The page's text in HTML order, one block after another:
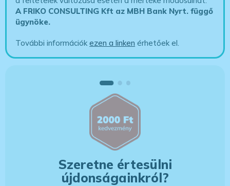
A FRIKO CONSULTING Kft az MBH Bank Nyrt. függő
ügynöke.
További információkezen a linken érhetőek el.
Szeretne értesülni
újdonságainkról?